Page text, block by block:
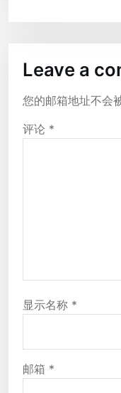
Leave a
您的邮箱地址不会
评论 *
显示名称 *
邮箱 *